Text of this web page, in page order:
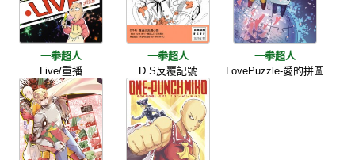
一拳超人
Live/重播
一拳超人
D.S反覆記號
一拳超人
LovePuzzle-愛的拼圖